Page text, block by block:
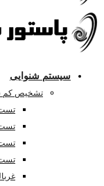
سیستم شنوایی
تشخیص کم
تست
تست
تست
تست